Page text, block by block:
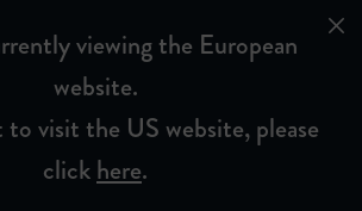
viewing the European
website.
visit the US website, please
clickhere.